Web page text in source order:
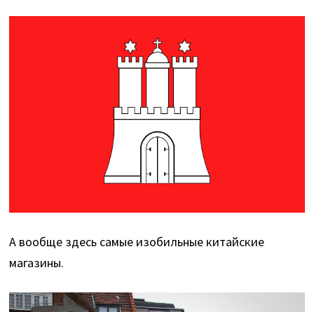
А вообще здесь самые изобильные китайские
магазины.